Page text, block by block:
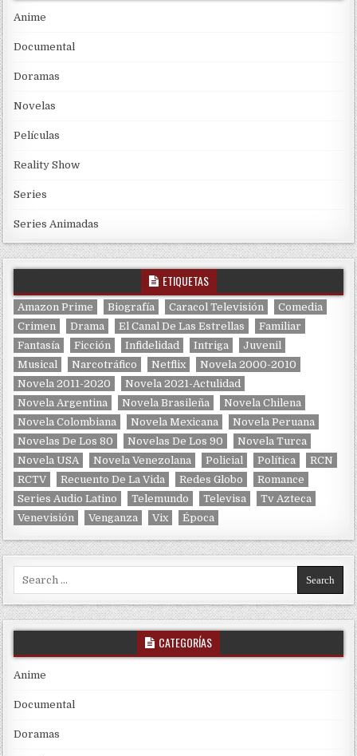
Anime
Documental
Doramas
Novelas
Películas
Reality Show
Series
Series Animadas
ETIQUETAS
Amazon Prime Biografía Caracol Televisión
Comedia
Crimen
Drama El Canal De Las Estrellas
Familiar
Fantasía
Ficción Infidelidad Intriga
Juvenil
Musical
Narcotráfico Netflix
Novela 2000-2010
Novela 2011-2020
Novela 2021-Actulidad
Novela Argentina
Novela Brasileña
Novela Chilena
Novela Colombiana
Novela Mexicana
Novela Peruana
Novelas De Los 80
Novelas De Los 90
Novela Turca
Novela USA
Novela Venezolana Policial Política
RCN
RCTV
Recuento De La Vida Redes Globo
Romance
Series Audio Latino
Telemundo Televisa
Tv Azteca
Venevisión
Venganza Vix Época
CATEGORÍAS
Anime
Documental
Doramas